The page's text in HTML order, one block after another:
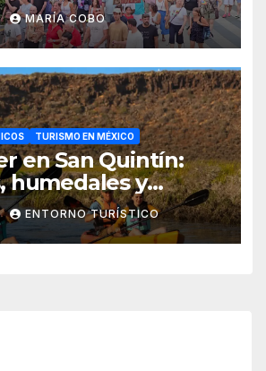
MARÍA COBO
TURISMO EN MÉXICO
en San Quintín:
humedales y
mar
ENTORNO TURÍSTICO